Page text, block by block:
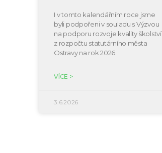
I v tomto kalendářním roce jsme
byli podpořeni v souladu s Výzvou
na podporu rozvoje kvality školství
z rozpočtu statutárního města
Ostravy na rok 2026.
VÍCE >
3.6.2026